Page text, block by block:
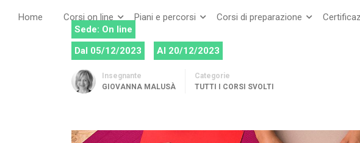
Home Corsi on line Piani e percorsi Corsi di preparazione
Sede: On line
Dal 05/12/2023
Al 20/12/2023
Insegnante
GIOVANNA MALUSÀ
Categorie
TUTTI I CORSI SVOLTI